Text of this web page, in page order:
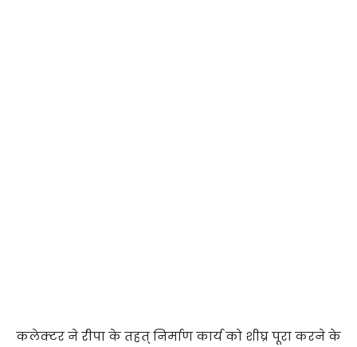
कलेक्टर ने रीपा के तहत् निर्माण कार्य को शीघ्र पूरा करने के